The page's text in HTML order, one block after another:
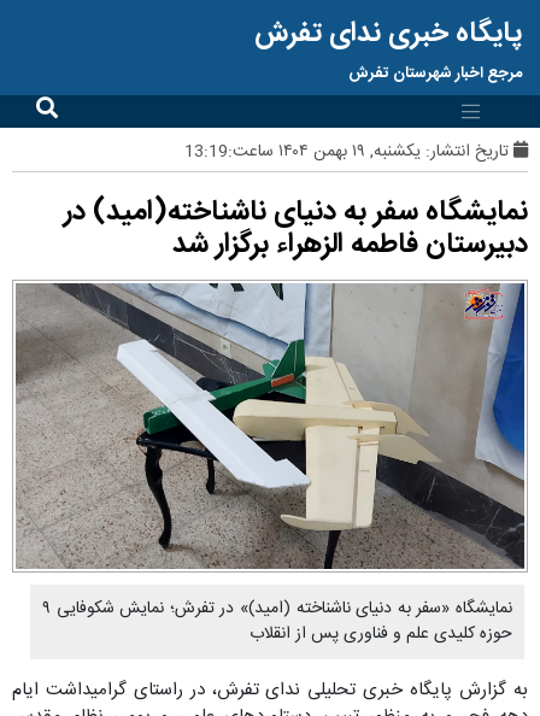
پایگاه خبری ندای تفرش
مرجع اخبار شهرستان تفرش
تاریخ انتشار: یکشنبه, ۱۹ بهمن ۱۴۰۴ ساعت:13:19
نمایشگاه سفر به دنیای ناشناخته(امید) در
دبیرستان فاطمه الزهراء برگزار شد
نمایشگاه «سفر به دنیای ناشناخته (امید)» در تفرش؛ نمایش شکوفایی ۹
حوزه کلیدی علم و فناوری پس از انقلاب
به گزارش پایگاه خبری تحلیلی ندای تفرش، در راستای گرامیداشت ایام